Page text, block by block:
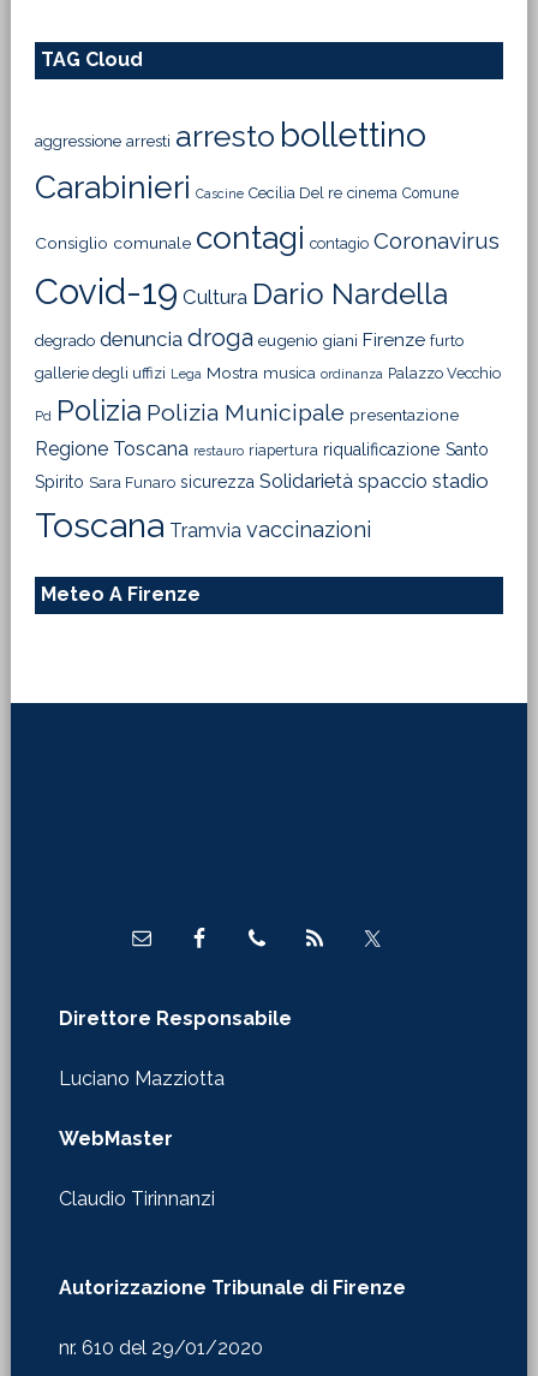
TAG Cloud
aggressione arresti arresto bollettino
Carabinieri Cascine Cecilia Del re cinema Comune
Consiglio comunale contagi contagio Coronavirus
Covid-19 Cultura Dario Nardella
degrado denuncia droga eugenio giani Firenze furto
gallerie degli uffizi Lega Mostra musica ordinanza Palazzo Vecchio
Pd Polizia Polizia Municipale presentazione
Regione Toscana restauro riapertura riqualificazione Santo
Spirito Sara Funaro sicurezza Solidarietà spaccio stadio
Toscana Tramvia vaccinazioni
Meteo A Firenze
WebMaster
Claudio Tirinnanzi
Redazione in Firenze
Via Castelfidardo 24